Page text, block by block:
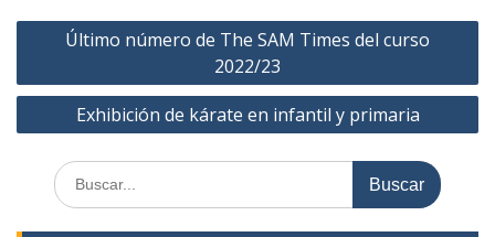
Navegación
entradas
Último número de The SAM Times del curso
2022/23
Exhibición de kárate en infantil y primaria
Buscar: